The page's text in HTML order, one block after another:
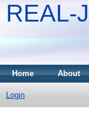
REAL-J
Home About
Login